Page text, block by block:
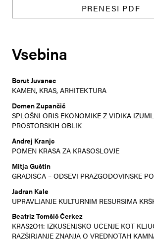
PRENESI PDF
Vsebina
Borut Juvanec
KAMEN, KRAS, ARHITEKTURA
Domen Zupančič
SPLOŠNI ORIS EKONOMIKE Z VIDIKA
PROSTORSKIH OBLIK
Andrej Kranjc
POMEN KRASA ZA KRASOSLOVJE
Mitja Guštin
GRADIŠČA – ODSEVI PRAZGODOVINSKE
Jadran Kale
UPRAVLJANJE KULTURNIM RESURSIMA
Beatriz Tomšič Čerkez
KRAS2O11: IZKUŠENJSKO UČENJE KOT
RAZŠIRJANJE ZNANJA O VREDNOTAH